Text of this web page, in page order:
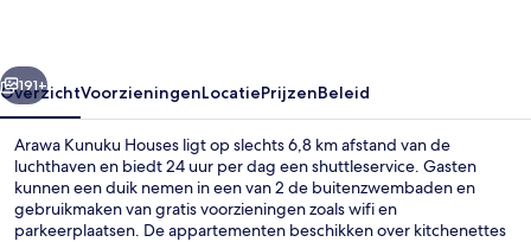
Volgende
191+
OverzichtVoorzieningenLocatiePrijzenBeleid
Arawa Kunuku Houses ligt op slechts 6,8 km afstand van de
luchthaven en biedt 24 uur per dag een shuttleservice. Gasten
kunnen een duik nemen in een van 2 de buitenzwembaden en
gebruikmaken van gratis voorzieningen zoals wifi en
parkeerplaatsen. De appartementen beschikken over kitchenettes